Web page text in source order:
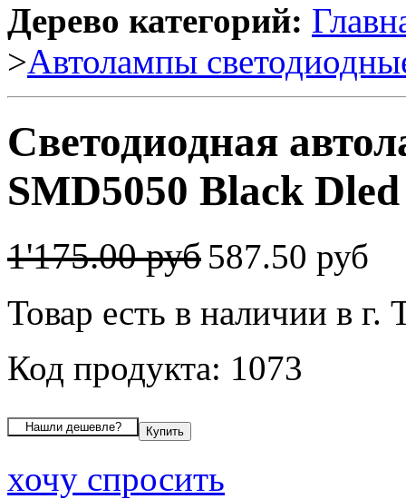
Дерево категорий:
>Автолампы
Светодиодная
SMD5050 Black
1'175.00 руб 587.50 руб
Товар есть в наличии в г.
Код продукта: 1073
хочу спросить